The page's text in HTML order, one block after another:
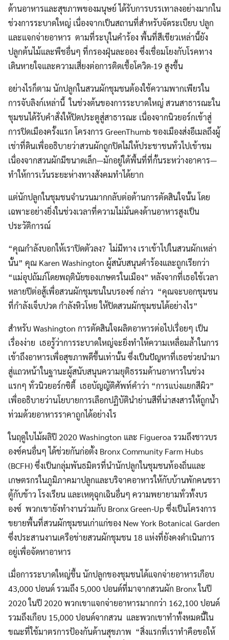
ด้านอาหารและสุขภาพของมนุษย์ ได้รับการบรรเทาลงอย่างมากใน
ช่วงการระบาดใหญ่ เนื่องจากเป็นสถานที่สำหรับจัดระเบียบ ปลูก
และแจกจ่ายอาหาร ตามที่ระบุในคำร้อง พื้นที่สีเขียวเหล่านี้ยัง
ปลูกต้นไม้และพืชอื่นๆ ที่กรองฝุ่นละออง ซึ่งเชื่อมโยงกับโรคทาง
เดินหายใจและความเสี่ยงต่อการติดเชื้อโควิด-19 สูงขึ้น
อย่างไรก็ตาม นักปลูกในสวนผักชุมชนต้องใช้ความพากเพียรใน
การจับลิงก์เหล่านี้ ในช่วงต้นของการระบาดใหญ่ สวนสาธารณะใน
ชุมชนได้รับคำสั่งให้ปิดประตูสู่สาธารณะ เนื่องจากนิวยอร์กเข้าสู่
การปิดเมืองครั้งแรก โครงการ GreenThumb ของเมืองส่งอีเมลถึงผู้
เช่าที่ดินเพื่ออธิบายว่าสวนผักถูกปิดไม่ให้ประชาชนทั่วไปเข้าชม
เนื่องจากสวนผักมีขนาดเล็ก—มักอยู่ใต้พื้นที่ที่กั้นระหว่างอาคาร—
ทำให้การเว้นระยะห่างทางสังคมทำได้ยาก
แต่นักปลูกในชุมชนจำนวนมากกลับต่อต้านการตัดสินใจนั้น โดย
เฉพาะอย่างยิ่งในช่วงเวลาที่ความไม่มั่นคงด้านอาหารสูงเป็น
ประวัติการณ์
“คุณกำลังบอกให้เราปิดตัวลง? ไม่มีทาง เราเข้าไปในสวนผักเหล่า
นั้น” คุณ Karen Washington ผู้สนับสนุนคำร้องและถูกเรียกว่า
“แม่อุปถัมภ์โดยพฤตินัยของเกษตรในเมือง” หลังจากที่เธอใช้เวลา
หลายปีต่อสู้เพื่อสวนผักชุมชนในบรองซ์ กล่าว “คุณจะบอกชุมชน
ที่กำลังเจ็บปวด กำลังหิวโหย ให้ปิดสวนผักชุมชนได้อย่างไร”
สำหรับ Washington การตัดสินใจผลิตอาหารต่อไปเรื่อยๆ เป็น
เรื่องง่าย เธอรู้ว่าการระบาดใหญ่จะยิ่งทำให้ความเหลื่อมล้ำในการ
เข้าถึงอาหารเพื่อสุขภาพดีขึ้นเท่านั้น ซึ่งเป็นปัญหาที่เธอช่วยนำมา
สู่แถวหน้าในฐานะผู้สนับสนุนความยุติธรรมด้านอาหารในช่วง
แรกๆ ทั่วนิวยอร์กซิตี้ เธอบัญญัติศัพท์คำว่า “การแบ่งแยกสีผิว”
เพื่ออธิบายว่านโยบายการเลือกปฏิบัตินำย่านสีที่น่าสงสารให้ถูกน้ำ
ท่วมด้วยอาหารราคาถูกได้อย่างไร
ในฤดูใบไม้ผลิปี 2020 Washington และ Figueroa รวมถึงชาวบร
องซ์คนอื่นๆ ได้ช่วยกันก่อตั้ง Bronx Community Farm Hubs
(BCFH) ซึ่งเป็นกลุ่มพันธมิตรที่นำนักปลูกในชุมชนท้องถิ่นและ
เกษตรกรในภูมิภาคมาปลูกและบริจาคอาหารให้กับบ้านพักคนชรา
ตู้กับข้าว โรงเรียน และเหตุฉุกเฉินอื่นๆ ความพยายามทั่วทั้งบร
องซ์ พวกเขายังทำงานร่วมกับ Bronx Green-Up ซึ่งเป็นโครงการ
ขยายพื้นที่สวนผักชุมชนเก่าแก่ของ New York Botanical Garden
ซึ่งประสานงานเครือข่ายสวนผักชุมชน 18 แห่งที่ยังคงดำเนินการ
อยู่เพื่อจัดหาอาหาร
เมื่อการระบาดใหญ่ขึ้น นักปลูกของชุมชนได้แจกจ่ายอาหารเกือบ
43,000 ปอนด์ รวมถึง 5,000 ปอนด์ที่มาจากสวนผัก Bronx ในปี
2020 ในปี 2020 พวกเขาแจกจ่ายอาหารมากกว่า 162,100 ปอนด์
รวมถึงเกือบ 15,000 ปอนด์จากสวน และพวกเขาทำทั้งหมดนี้ใน
ขณะที่ใช้มาตรการป้องกันด้านสุขภาพ “สิ่งแรกที่เราทำคือขอให้